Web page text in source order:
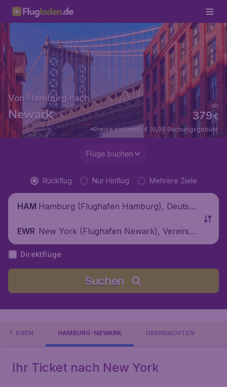
Von Hamburg nach
Newark €
379
ab
*Preise sind exkl. € 19,99 Buchungsgebühr.
Flüge buchen
Rückflug Nur Hinflug Mehrere Ziele
HAM Hamburg (Flughafen Hamburg), Deutsc
EWR New York (Flughafen Newark), Vereinigt
e Staaten
Direktflüge
Suchen
HAMBURG-NEWARK ÜBERNACHTEN
Ihr Ticket nach New York